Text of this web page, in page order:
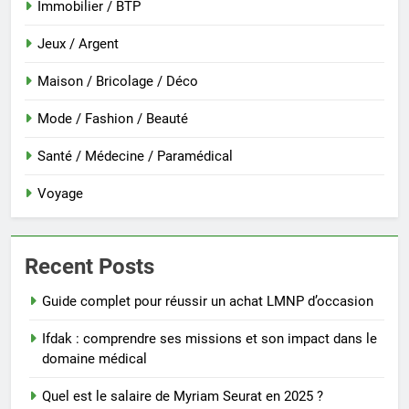
Immobilier / BTP
Jeux / Argent
Maison / Bricolage / Déco
Mode / Fashion / Beauté
Santé / Médecine / Paramédical
Voyage
Recent Posts
Guide complet pour réussir un achat LMNP d’occasion
Ifdak : comprendre ses missions et son impact dans le
domaine médical
Quel est le salaire de Myriam Seurat en 2025 ?